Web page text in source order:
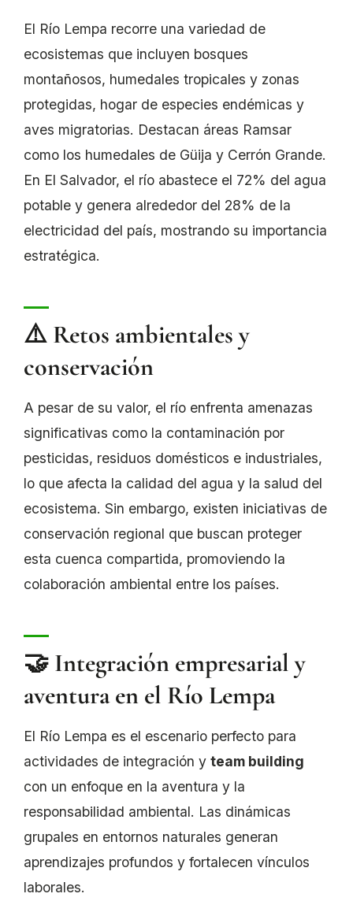
El Río Lempa recorre una variedad de
ecosistemas que incluyen bosques
montañosos, humedales tropicales y zonas
protegidas, hogar de especies endémicas y
aves migratorias. Destacan áreas Ramsar
como los humedales de Güija y Cerrón Grande.
En El Salvador, el río abastece el 72% del agua
potable y genera alrededor del 28% de la
electricidad del país, mostrando su importancia
estratégica.
⚠️ Retos ambientales y
conservación
A pesar de su valor, el río enfrenta amenazas
significativas como la contaminación por
pesticidas, residuos domésticos e industriales,
lo que afecta la calidad del agua y la salud del
ecosistema. Sin embargo, existen iniciativas de
conservación regional que buscan proteger
esta cuenca compartida, promoviendo la
colaboración ambiental entre los países.
🤝 Integración empresarial y
aventura en el Río Lempa
El Río Lempa es el escenario perfecto para
actividades de integración y team building
con un enfoque en la aventura y la
responsabilidad ambiental. Las dinámicas
grupales en entornos naturales generan
aprendizajes profundos y fortalecen vínculos
laborales.